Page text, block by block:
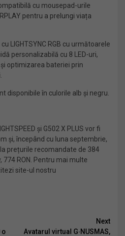
cu mousepad-urile
pentru a prelungi viața
LIGHTSYNC RGB cu următoarele
personalizabilă cu 8 LED-uri,
optimizarea bateriei prin
disponibile în culorile alb și negru.
și G502 X PLUS vor fi
și, începând cu luna septembrie,
prețurile recomandate de 384
774 RON. Pentru mai multe
site-ul nostru
o
Next
Avatarul virtual G∙NUSMAS,